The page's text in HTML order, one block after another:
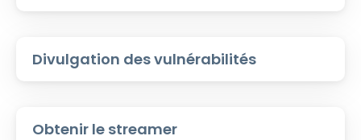
Divulgation des vulnérabilités
Obtenir le streamer